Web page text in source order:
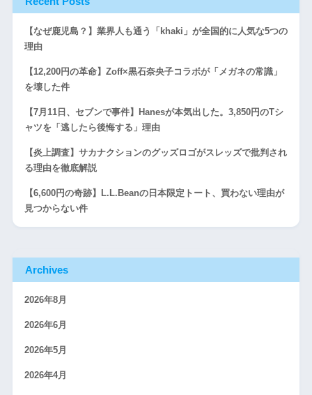
【なぜ鹿児島？】業界人も通う「khaki」が全国的に人気な5つの
理由
【12,200円の革命】Zoff×黒石奈央子コラボが「メガネの常識」
を壊した件
【7月11日、セブンで事件】Hanesが本気出した。3,850円のTシ
ャツを「逃したら後悔する」理由
【炎上調査】サカナクションのグッズロゴがスレッズで批判され
る理由を徹底解説
【6,600円の奇跡】L.L.Beanの日本限定トート、買わない理由が
見つからない件
Archives
2026年8月
2026年6月
2026年5月
2026年4月